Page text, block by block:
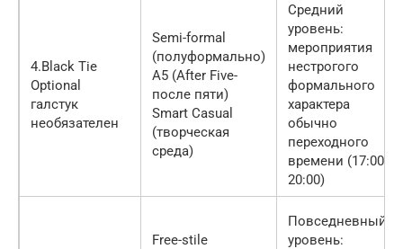
4.Black Tie
Optional
галстук
необязателен
Semi-formal
(полуформально)
A5 (After Five-
после пяти)
Smart Casual
(творческая
среда)
Средний
уровень:
мероприятия
нестро­гого
формального
характера
обычно
переходного
времени (17:00-
20:00)
Free-stile
Повседневный
уровень: